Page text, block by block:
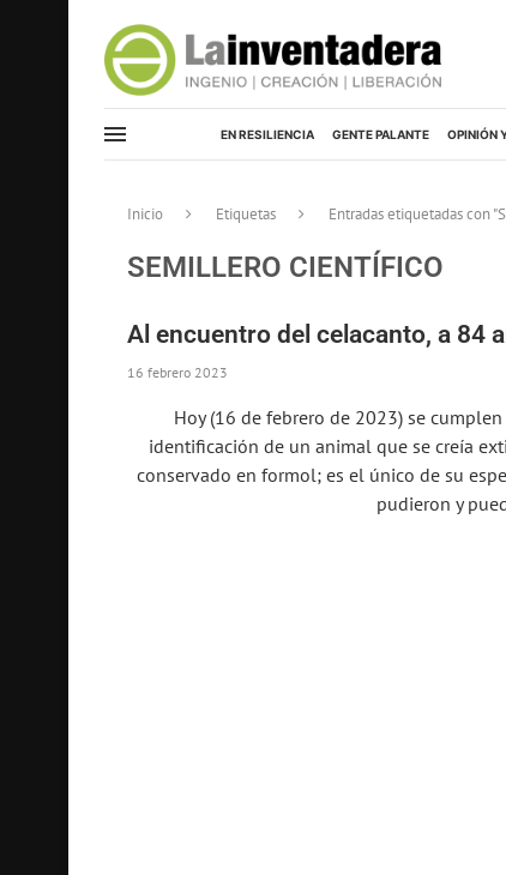
EN RESILIENCIA GENTE PALANTE OPINIÓN
Inicio Etiquetas Entradas etiquetadas con
SEMILLERO CIENTÍFICO
Al encuentro del celacanto, a 84
16 febrero 2023
Hoy (16 de febrero de 2023) se
identificación de un animal que se creía
conservado en formol; es el único de su
pudieron y